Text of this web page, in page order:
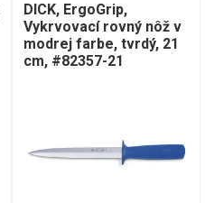
DICK, ErgoGrip,
Vykrvovací rovný nôž v
modrej farbe, tvrdý, 21
cm, #82357-21